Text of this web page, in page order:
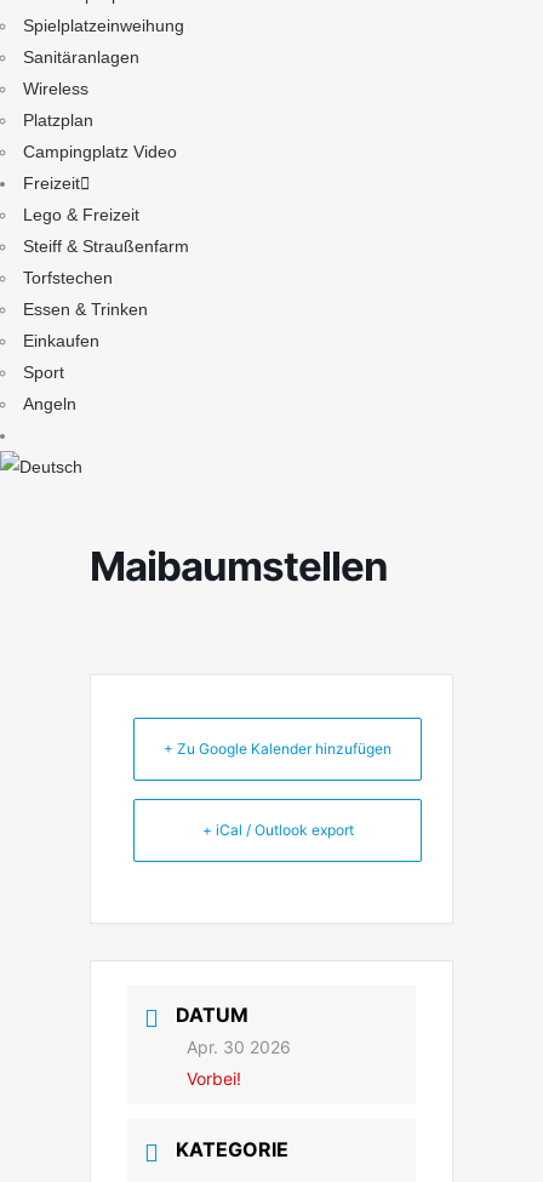
Spielplatzeinweihung
Sanitäranlagen
Wireless
Platzplan
Campingplatz Video
Freizeit
Lego & Freizeit
Steiff & Straußenfarm
Torfstechen
Essen & Trinken
Einkaufen
Sport
Angeln
Maibaumstellen
+ Zu Google Kalender hinzufügen
+ iCal / Outlook export
DATUM
Apr. 30 2026
Vorbei!
KATEGORIE